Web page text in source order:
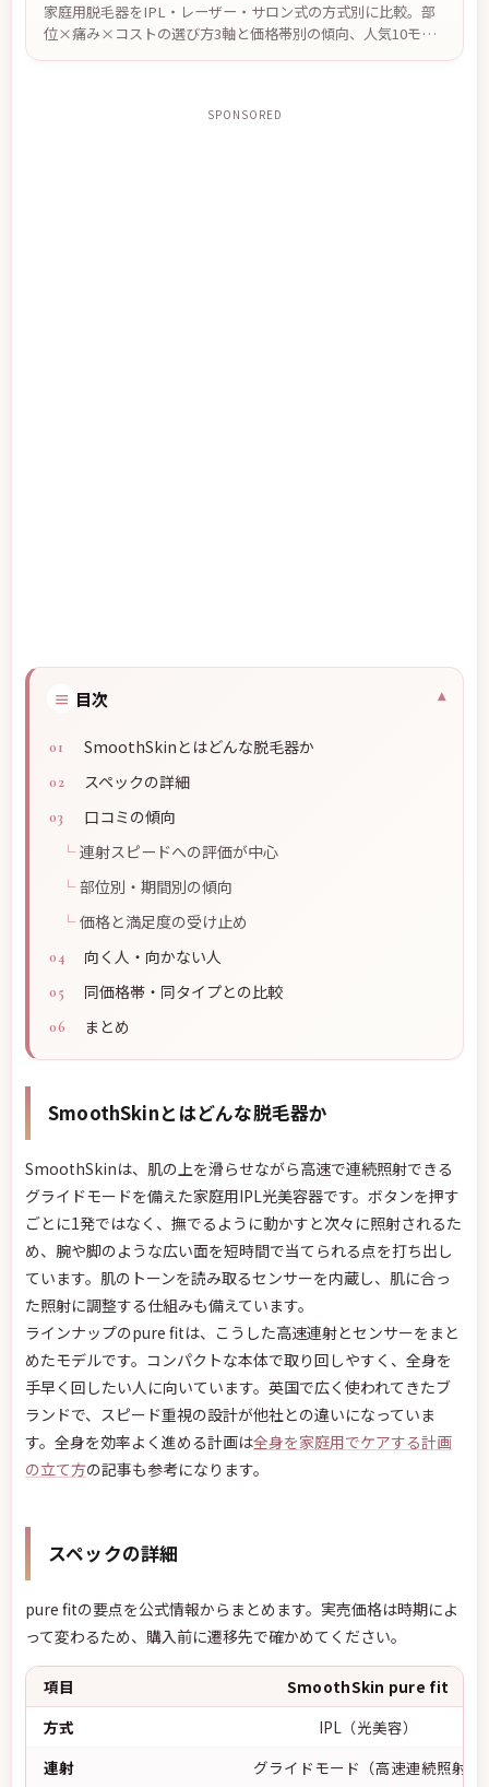
家庭用脱毛器をIPL・レーザー・サロン式の方式別に比較。部
位×痛み×コストの選び方3軸と価格帯別の傾向、人気10モデ
ルの比較を編集部がまとめました。効果の感じ方には個人差が
SPONSORED
≡ 目次
SmoothSkinとはどんな脱毛器か
スペックの詳細
口コミの傾向
連射スピードへの評価が中心
部位別・期間別の傾向
価格と満足度の受け止め
向く人・向かない人
同価格帯・同タイプとの比較
まとめ
SmoothSkinとはどんな脱毛器か
SmoothSkinは、肌の上を滑らせながら高速で連続照射できる
グライドモードを備えた家庭用IPL光美容器です。ボタンを押す
ごとに1発ではなく、撫でるように動かすと次々に照射されるた
め、腕や脚のような広い面を短時間で当てられる点を打ち出し
ています。肌のトーンを読み取るセンサーを内蔵し、肌に合っ
た照射に調整する仕組みも備えています。
ラインナップのpure fitは、こうした高速連射とセンサーをまと
めたモデルです。コンパクトな本体で取り回しやすく、全身を
手早く回したい人に向いています。英国で広く使われてきたブ
ランドで、スピード重視の設計が他社との違いになっていま
す。全身を効率よく進める計画は全身を家庭用でケアする計画
の立て方の記事も参考になります。
スペックの詳細
pure fitの要点を公式情報からまとめます。実売価格は時期によ
って変わるため、購入前に遷移先で確かめてください。
項目
SmoothSkin pure fit
方式
IPL（光美容）
連射
グライドモード（高速連続照射）